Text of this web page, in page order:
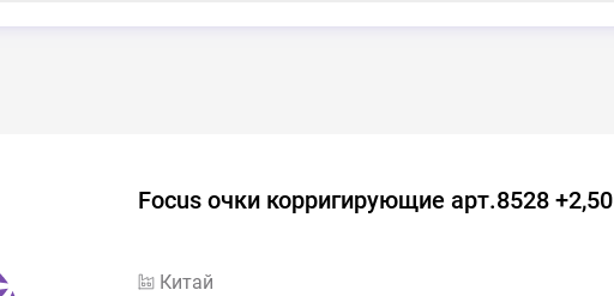
Focus очки корригирующие арт.8528 +2,50
Китай